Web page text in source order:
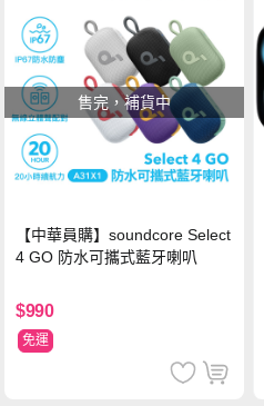
售完，補貨中
【中華員購】soundcore Select
4 GO 防水可攜式藍牙喇叭
$990
免運